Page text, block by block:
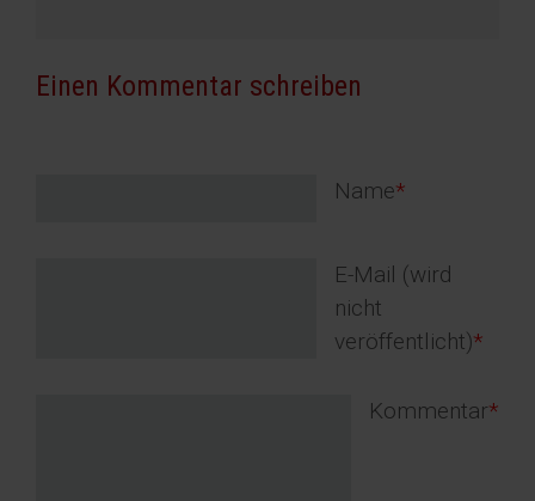
Einen Kommentar schreiben
Pflichtfeld
Name*
Pflichtfeld
E-Mail (wird
nicht
veröffentlicht)*
Pflichtfeld
Kommentar*